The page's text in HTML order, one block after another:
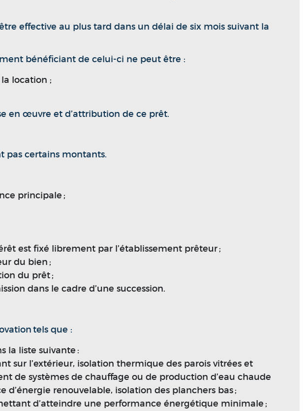
effective au plus tard dans un délai de six mois suivant la
bénéficiant de celui-ci ne peut être :
location ;
en œuvre et d’attribution de ce prêt.
pas certains montants.
principale ;
est fixé librement par l’établissement prêteur ;
du bien ;
du prêt ;
dans le cadre d’une succession.
tels que :
la liste suivante :
sur l’extérieur, isolation thermique des parois vitrées et
de systèmes de chauffage ou de production d’eau chaude
renouvelable, isolation des planchers bas ;
d’atteindre une performance énergétique minimale ;